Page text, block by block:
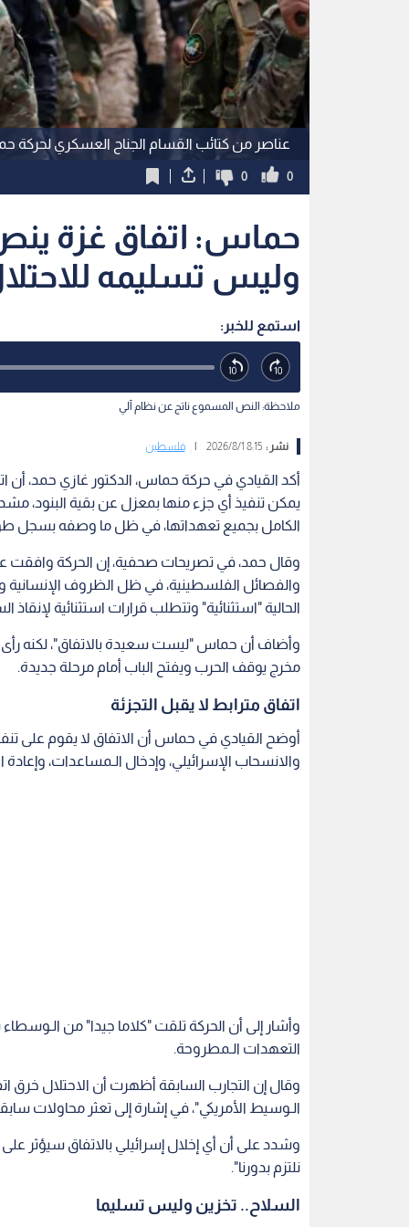
عناصر من كتائب القسام الجناح العسكري لحركة
0
0
حماس: اتفاق غزة
وليس تسليمه
استمع للخبر:
ملاحظة: النص المسموع ناتج عن نظام آلي
نشر :8:15 2026/8/1 فلسطين
أكد القيادي في حركة حماس، الدكتور غازي حمد، أن
يمكن تنفيذ أي جزء منها بمعزل عن بقية البنود،
الكامل بجميع تعهداتها، في ظل ما وصفه بسجل
وقال حمد، في تصريحات صحفية، إن الحركة وافقت
والفصائل الفلسطينية، في ظل الظروف الإنسانية
الحالية "استثنائية" وتتطلب قرارات استثنائية لإنقاذ
وأضاف أن حماس "ليست سعيدة بالاتفاق"، لكنه رأى
مخرج يوقف الحرب ويفتح الباب أمام مرحلة جديدة.
اتفاق مترابط لا يقبل التجزئة
أوضح القيادي في حماس أن الاتفاق لا يقوم على
والانسحاب الإسرائيلي، وإدخال الـمساعدات، وإعادة
وأشار إلى أن الحركة تلقت "كلاما جيدا" من الـوسطاء
التعهدات الـمطروحة.
وقال إن التجارب السابقة أظهرت أن الاحتلال خرق
الـوسيط الأمريكي"، في إشارة إلى تعثر محاولات
وشدد على أن أي إخلال إسرائيلي بالاتفاق سيؤثر على
نلتزم بدورنا".
السلاح.. تخزين وليس تسليما